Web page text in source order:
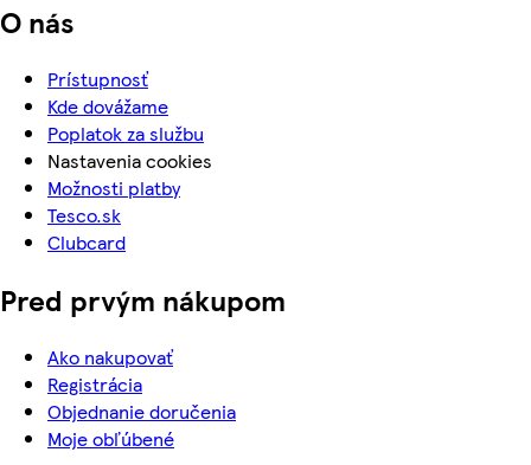
O nás
Prístupnosť
Kde dovážame
Poplatok za službu
Nastavenia cookies
Možnosti platby
Tesco.sk
Clubcard
Pred prvým nákupom
Ako nakupovať
Registrácia
Objednanie doručenia
Moje obľúbené